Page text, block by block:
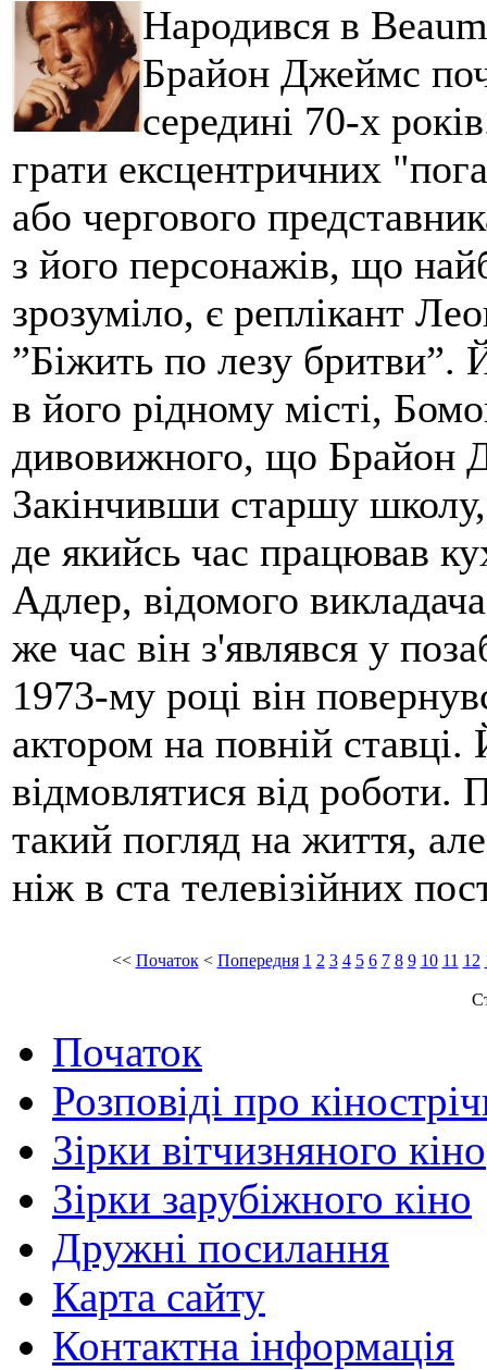
Народився в
Брайон Джеймс
середині 70-х
грати ексцентричних
або чергового
з його персонажів, що
зрозуміло, є реплікант
”Біжить по лезу бритви”.
в його рідному місті,
дивовижного, що Брайон
Закінчивши старшу
де якийсь час працював
Адлер, відомого
же час він з'являвся у
1973-му році він
актором на повній
відмовлятися від роботи.
такий погляд на життя,
ніж в ста телевізійних
<< Початок< Попередня 1 2 3 4 5 6 7 8 9 10 11 12
Початок
Розповіді про
Зірки вітчизняного кіно
Зірки зарубіжного кіно
Дружні посилання
Карта сайту
Контактна інформація